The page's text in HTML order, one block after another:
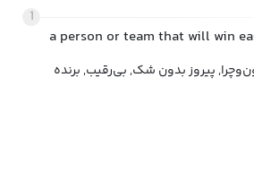
1
a person or team that will win
پیروز بدون شک, بی‌رقیب, برنده